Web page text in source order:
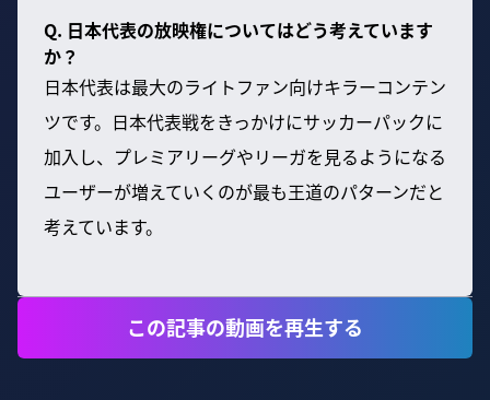
Q. 日本代表の放映権についてはどう考えています
か？
日本代表は最大のライトファン向けキラーコンテン
ツです。日本代表戦をきっかけにサッカーパックに
加入し、プレミアリーグやリーガを見るようになる
ユーザーが増えていくのが最も王道のパターンだと
考えています。
この記事の動画を再生する